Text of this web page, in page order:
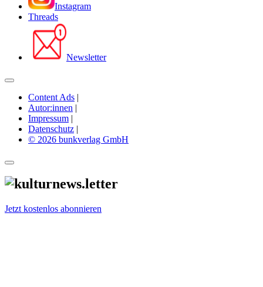
Instagram
Threads
Newsletter
Content Ads |
Autor:innen |
Impressum |
Datenschutz |
© 2026 bunkverlag GmbH
Jetzt kostenlos abonnieren